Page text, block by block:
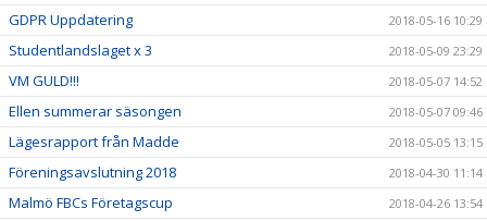
GDPR Uppdatering 2018-05-16 10:29
Studentlandslaget x 3 2018-05-09 23:29
VM GULD!!! 2018-05-07 14:52
Ellen summerar säsongen 2018-05-07 09:46
Lägesrapport från Madde 2018-05-05 13:15
Föreningsavslutning 2018 2018-04-30 11:14
Malmö FBCs Företagscup 2018-04-26 13:54